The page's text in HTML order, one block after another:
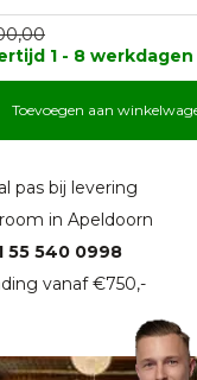
1 - 8 werkdagen
Toevoegen aan
pas bij levering
in Apeldoorn
55 540 0998
vanaf €750,-